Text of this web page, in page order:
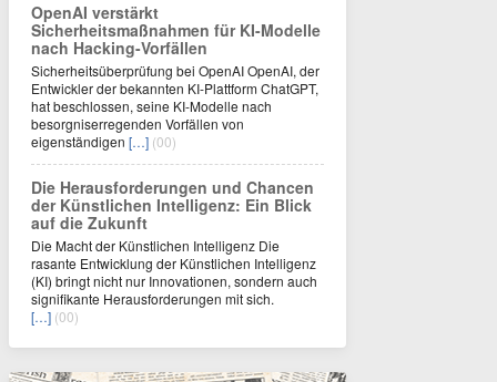
OpenAI verstärkt
Sicherheitsmaßnahmen für KI-Modelle
nach Hacking-Vorfällen
Sicherheitsüberprüfung bei OpenAI OpenAI, der
Entwickler der bekannten KI-Plattform ChatGPT,
hat beschlossen, seine KI-Modelle nach
besorgniserregenden Vorfällen von
eigenständigen […] (00)
Die Herausforderungen und Chancen
der Künstlichen Intelligenz: Ein Blick
auf die Zukunft
Die Macht der Künstlichen Intelligenz Die
rasante Entwicklung der Künstlichen Intelligenz
(KI) bringt nicht nur Innovationen, sondern auch
signifikante Herausforderungen mit sich.
[…] (00)